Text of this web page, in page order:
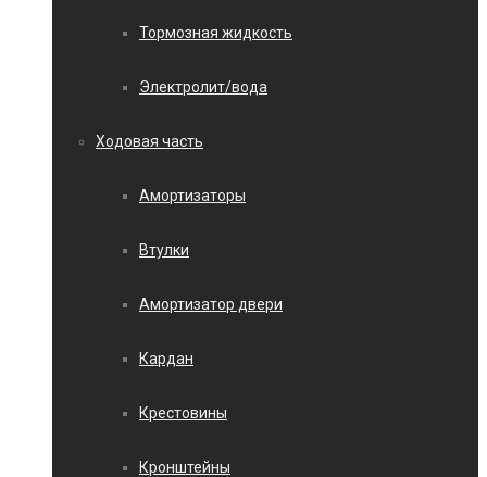
Тормозная жидкость
Электролит/вода
Ходовая часть
Амортизаторы
Втулки
Амортизатор двери
Кардан
Крестовины
Кронштейны